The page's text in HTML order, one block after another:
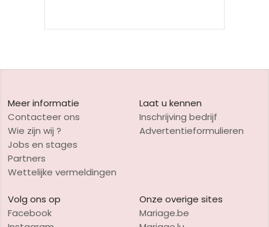
Meer informatie
Contacteer ons
Wie zijn wij ?
Jobs en stages
Partners
Wettelijke vermeldingen
Laat u kennen
Inschrijving bedrijf
Advertentieformulieren
Volg ons op
Facebook
Onze overige sites
Mariage.be